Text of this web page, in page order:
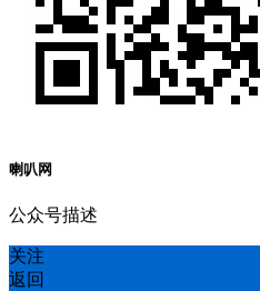
喇叭网
公众号描述
关注
返回